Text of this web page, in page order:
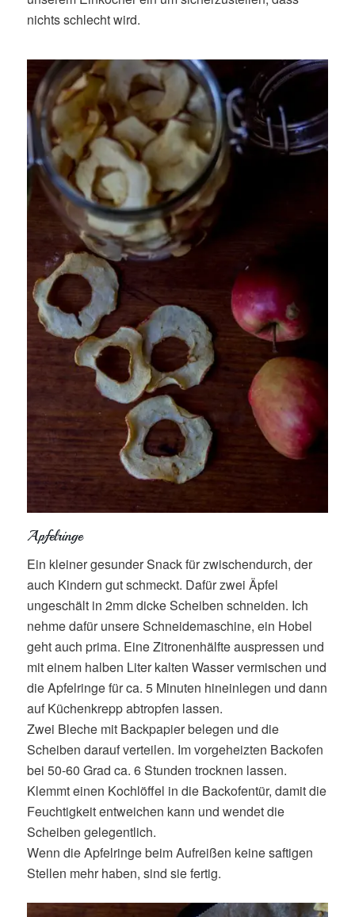
nichts schlecht wird.
Apfelringe
Ein kleiner gesunder Snack für zwischendurch, der
auch Kindern gut schmeckt. Dafür zwei Äpfel
ungeschält in 2mm dicke Scheiben schneiden. Ich
nehme dafür unsere Schneidemaschine, ein Hobel
geht auch prima. Eine Zitronenhälfte auspressen und
mit einem halben Liter kalten Wasser vermischen und
die Apfelringe für ca. 5 Minuten hineinlegen und dann
auf Küchenkrepp abtropfen lassen.
Zwei Bleche mit Backpapier belegen und die
Scheiben darauf verteilen. Im vorgeheizten Backofen
bei 50-60 Grad ca. 6 Stunden trocknen lassen.
Klemmt einen Kochlöffel in die Backofentür, damit die
Feuchtigkeit entweichen kann und wendet die
Scheiben gelegentlich.
Wenn die Apfelringe beim Aufreißen keine saftigen
Stellen mehr haben, sind sie fertig.